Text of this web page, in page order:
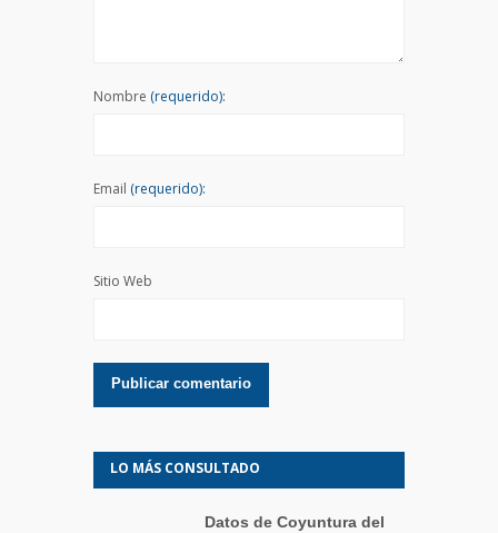
Nombre (requerido):
Email (requerido):
Sitio Web
LO MÁS CONSULTADO
Datos de Coyuntura del